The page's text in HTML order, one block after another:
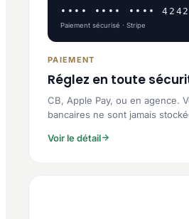
•••• •••• •••• 4242
Paiement sécurisé · Stripe
PAIEMENT
Réglez en toute
CB, Apple Pay, ou en agence.
bancaires ne sont jamais
Voir le détail